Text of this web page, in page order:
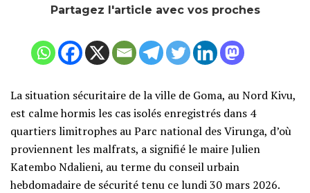
Partagez l'article avec vos proches
La situation sécuritaire de la ville de Goma, au Nord Kivu,
est calme hormis les cas isolés enregistrés dans 4
quartiers limitrophes au Parc national des Virunga, d’où
proviennent les malfrats, a signifié le maire Julien
Katembo Ndalieni, au terme du conseil urbain
hebdomadaire de sécurité tenu ce lundi 30 mars 2026.